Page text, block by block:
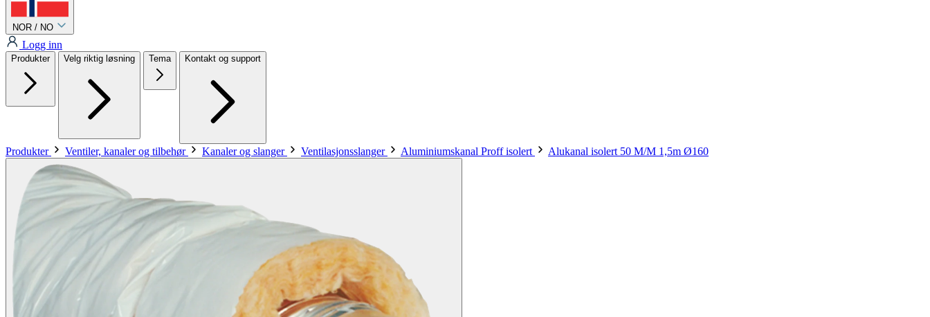
NOR / NO
Logg inn
Produkter Velg riktig løsning Tema Kontakt og support
Produkter Ventiler, kanaler og tilbehør Kanaler og slanger Ventilasjonsslanger Aluminiumskanal Proff isolert Alukanal isolert 50 M/M 1,5m Ø160